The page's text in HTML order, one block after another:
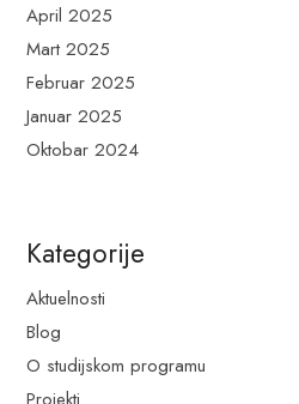
April 2025
Mart 2025
Februar 2025
Januar 2025
Oktobar 2024
Kategorije
Aktuelnosti
Blog
O studijskom programu